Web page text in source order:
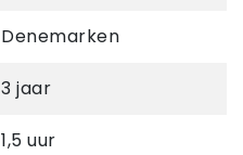
Denemarken
3 jaar
1,5 uur